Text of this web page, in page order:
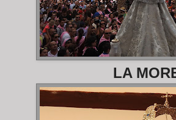
LA